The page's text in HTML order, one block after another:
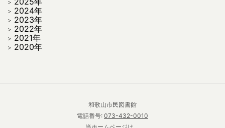
2024年
2023年
2022年
2021年
2020年
和歌山市民図書館
電話番号: 073-432-0010